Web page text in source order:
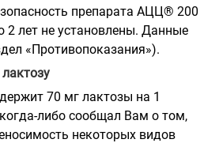
препарата АЦЦ® 200
2 лет не установлены. Данные
«Противопоказания»).
70 мг лактозы на 1
либо сообщал Вам о том,
некоторых видов